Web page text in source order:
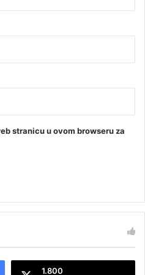
stranicu u ovom browseru za
1.800